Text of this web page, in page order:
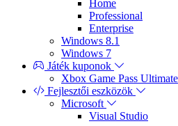
Home
Professional
Enterprise
Windows 8.1
Windows 7
Játék kuponok
Xbox Game Pass Ultimate
Fejlesztői eszközök
Microsoft
Visual Studio